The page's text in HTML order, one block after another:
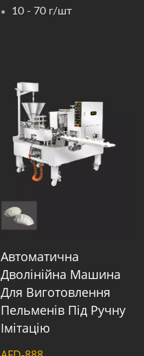
10 - 70 г/шт
Автоматична
Дволінійна Машина
Для Виготовлення
Пельменів Під Ручну
Імітацію